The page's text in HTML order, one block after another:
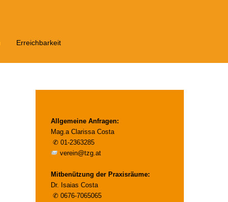
Erreichbarkeit
Allgemeine Anfragen:
Mag.a Clarissa Costa
✆ 01-2363285
verein@tzg.at
Mitbenützung der Praxisräume:
Dr. Isaias Costa
✆ 0676-7065065